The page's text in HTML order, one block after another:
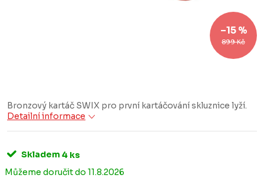
899 Kč
–15 %
Bronzový kartáč SWIX pro první kartáčování skluznice lyží.
Detailní informace
Skladem 4 ks
11.8.2026